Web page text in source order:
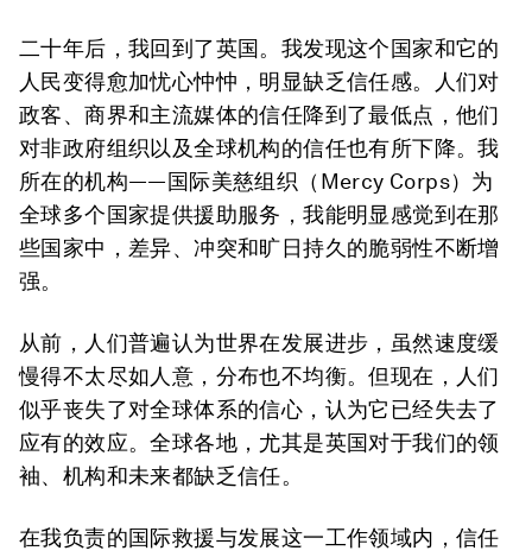
二十年后，我回到了英国。我发现这个国家和它的
人民变得愈加忧心忡忡，明显缺乏信任感。人们对
政客、商界和主流媒体的信任降到了最低点，他们
对非政府组织以及全球机构的信任也有所下降。我
所在的机构——国际美慈组织（Mercy Corps）为
全球多个国家提供援助服务，我能明显感觉到在那
些国家中，差异、冲突和旷日持久的脆弱性不断增
强。
从前，人们普遍认为世界在发展进步，虽然速度缓
慢得不太尽如人意，分布也不均衡。但现在，人们
似乎丧失了对全球体系的信心，认为它已经失去了
应有的效应。全球各地，尤其是英国对于我们的领
袖、机构和未来都缺乏信任。
在我负责的国际救援与发展这一工作领域内，信任